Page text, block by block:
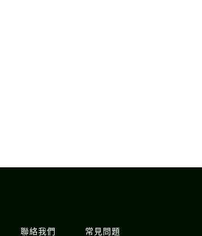
聯絡我們 常見問題